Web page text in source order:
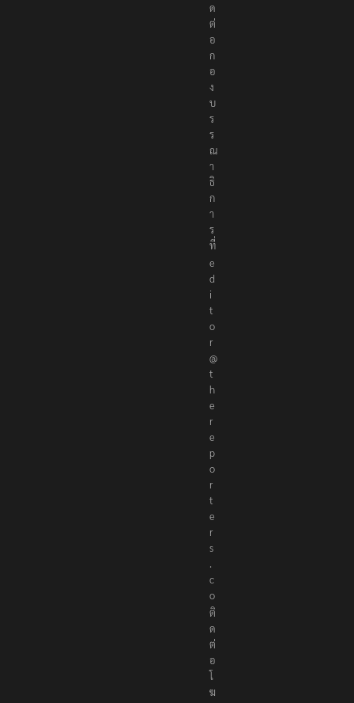
ด
ต่
อ
ก
อ
ง
บ
ร
ร
ณ
า
ธิ
ก
า
ร
ที่
e
d
i
t
o
r
@
t
h
e
r
e
p
o
r
t
e
r
s
.
c
o
ติ
ด
ต่
อ
โ
ฆ